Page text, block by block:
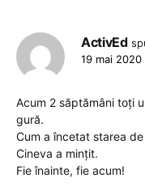
ActivEd
19 mai 2020
Acum 2 săptămâni toți
gură.
Cum a încetat starea
Cineva a mințit.
Fie înainte, fie acum!